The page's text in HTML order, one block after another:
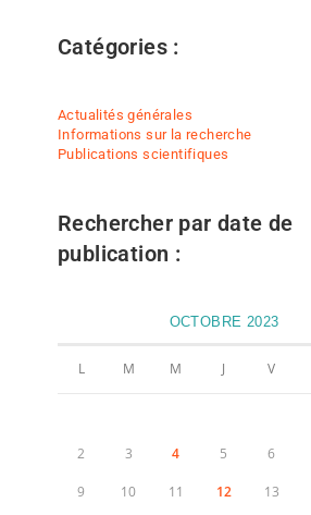
Catégories :
Actualités générales
Informations sur la recherche
Publications scientifiques
Rechercher par date de
publication :
OCTOBRE 2023
L M M J V
2 3 4 5 6
9 10 11 12 13